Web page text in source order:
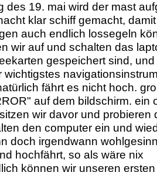
des 19. mai wird der mast
klar schiff gemacht,
auch endlich lossegeln
wir auf und schalten das
gespeichert sind,
wichtigstes
fährt es nicht hoch.
auf dem bildschirm. ein
wir davor und probieren
den computer ein und
doch irgendwann
hochfährt, so als wäre nix
können wir unseren ersten